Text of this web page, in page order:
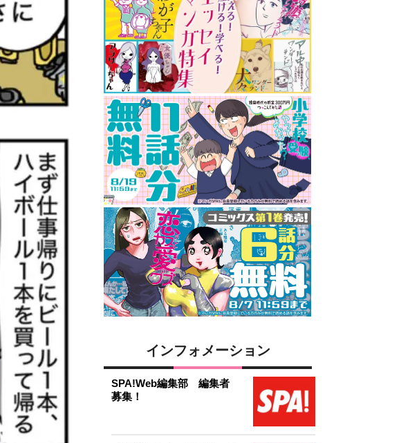
インフォメーション
SPA!Web編集部 編集者
募集！